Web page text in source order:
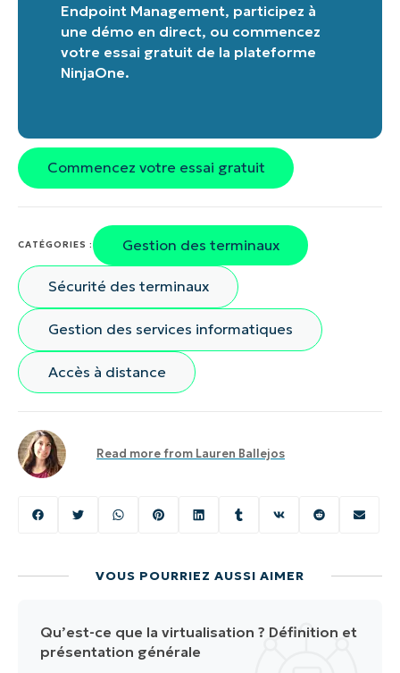
Endpoint Management, participez à
une démo en direct, ou commencez
votre essai gratuit de la plateforme
NinjaOne.
Commencez votre essai gratuit
CATÉGORIES : Gestion des terminaux
Sécurité des terminaux
Gestion des services informatiques
Accès à distance
Read more from Lauren Ballejos
VOUS POURRIEZ AUSSI AIMER
Qu’est-ce que la virtualisation ? Définition et
présentation générale